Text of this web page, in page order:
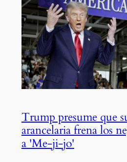
Trump presume que
arancelaria frena los
a 'Me-ji-jo'